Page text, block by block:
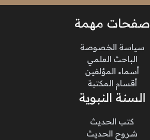
صفحات مهمة
سياسة الخصوصة
الباحث العلمي
أسماء المؤلفين
أقسام المكتبة
السنة النبوية
كتب الحديث
شروح الحديث